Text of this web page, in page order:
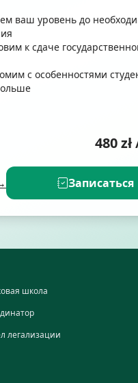
ваш уровень до
к сдаче
с особенностями
480zł
Записаться
школа
легализации